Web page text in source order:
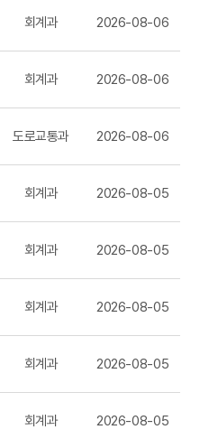
회계과 2026-08-06
회계과 2026-08-06
도로교통과 2026-08-06
회계과 2026-08-05
회계과 2026-08-05
회계과 2026-08-05
회계과 2026-08-05
회계과 2026-08-05